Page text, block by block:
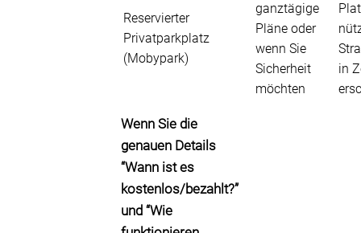
Reservierter
Privatparkplatz
(Mobypark)
ganztägige
Pläne oder
wenn Sie
Sicherheit
möchten
in
Wenn Sie die
genauen Details
“Wann ist es
kostenlos/bezahlt?”
und “Wie